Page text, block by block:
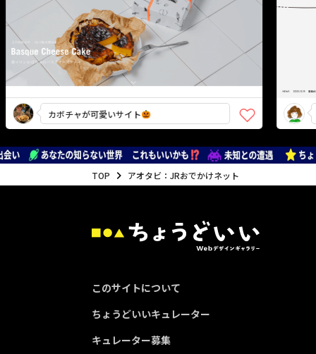
カボチャが可愛いサイト な
TOP アオタビ：JRおでかけネット
このサイトについて
ちょうどいいキュレーター
キュレーター募集